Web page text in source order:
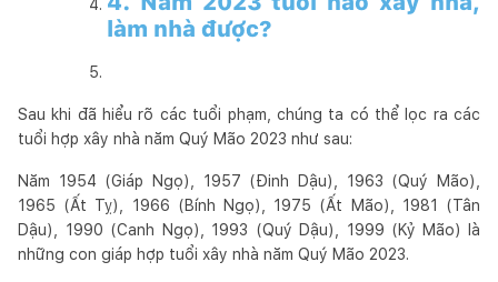
làm nhà được?
Sau khi đã hiểu rõ các tuổi phạm, chúng ta có thể lọc ra các
tuổi hợp xây nhà năm Quý Mão 2023 như sau:
Năm 1954 (Giáp Ngọ), 1957 (Đinh Dậu), 1963 (Quý Mão),
1965 (Ất Tỵ), 1966 (Bính Ngọ), 1975 (Ất Mão), 1981 (Tân
Dậu), 1990 (Canh Ngọ), 1993 (Quý Dậu), 1999 (Kỷ Mão) là
những con giáp hợp tuổi xây nhà năm Quý Mão 2023.